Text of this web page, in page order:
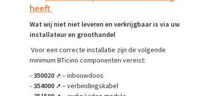
heeft
Wat wij niet niet leveren en verkrijgbaar is via uw
installateur en groothandel
Voor een correcte installatie zijn de volgende
minimum BTicino componenten vereist:
- 350020 ↗ – inbouwdoos
- 354000 ↗ – verbindingskabel